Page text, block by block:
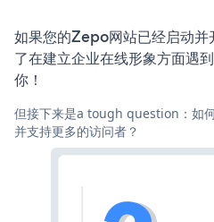
如果您的Zepo网站已经启动并
了在建立企业在线形象方面遇
你！
但接下来是a tough question：如
并支持更多的访问者？